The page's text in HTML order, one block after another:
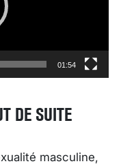
01:54
DE SUITE
masculine,